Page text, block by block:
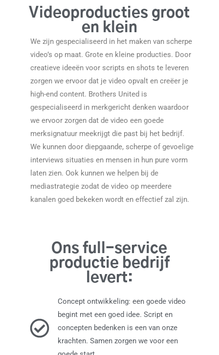
Videoproducties groot
en klein
We zijn gespecialiseerd in het maken van scherpe
video’s op maat. Grote en kleine producties. Door
creatieve ideeën voor scripts en shots te leveren
zorgen we ervoor dat je video opvalt en creëer je
high-end content. Brothers United is
gespecialiseerd in merkgericht denken waardoor
we ervoor zorgen dat de video een goede
merksignatuur meekrijgt die past bij het bedrijf.
We kunnen door diepgaande, scherpe of gevoelige
interviews situaties en mensen in hun pure vorm
laten zien. Ook kunnen we helpen bij de
mediastrategie zodat de video op meerdere
kanalen goed bekeken wordt en effectief zal zijn.
Ons full-service
productie bedrijf
levert:
Concept ontwikkeling: een goede video
begint met een goed idee. Script en
concepten bedenken is een van onze
krachten. Samen zorgen we voor een